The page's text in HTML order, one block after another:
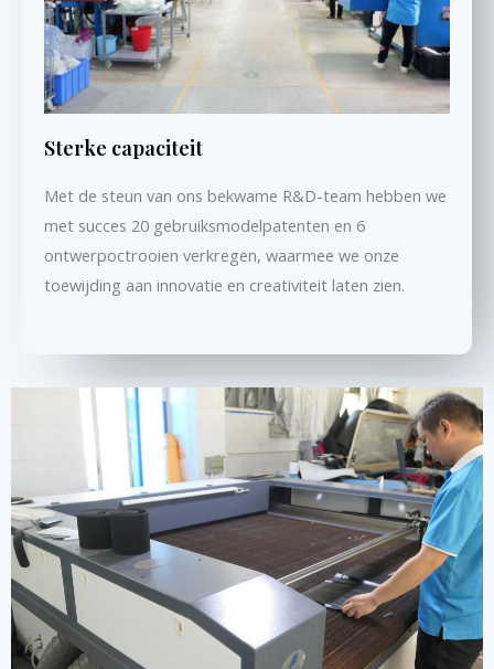
Sterke capaciteit
Met de steun van ons bekwame R&D-team hebben we
met succes 20 gebruiksmodelpatenten en 6
ontwerpoctrooien verkregen, waarmee we onze
toewijding aan innovatie en creativiteit laten zien.